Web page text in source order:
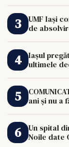
UMF Iași
de
Iașul
ultimele
ani și nu a
Un spital
Noile date